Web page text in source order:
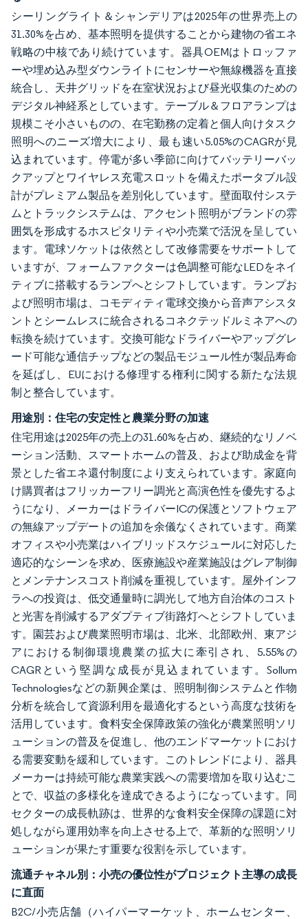
シーリングライト＆シャンデリアは2025年の世界売上の
31.30%を占め、基本照明を提供することから建物の省エネ
戦略の中核であり続けています。器具OEMはトロッファ
ーや埋め込み型ダウンライトにセンサーや無線機器を直接
統合し、天井グリッドを在室状況および昼光収集のための
デジタル神経系としています。テーブル＆フロアランプは
規模こそ小さいものの、在宅勤務の定着と個人向けタスク
照明へのニーズ増大により、最も速い5.05%のCAGRが見
込まれています。停電が多い季節に向けてバッテリーバッ
クアップとワイヤレス充電スロットを備えたポータブル設
計がプレミアム製品を差別化しています。壁面取付システ
ムとトラックシステムは、アクセント照明がブランドの雰
囲気を形成するホスピタリティや小売業で活況を呈してい
ます。電球ソケットは依然として改修需要をサポートして
いますが、フォームファクターは色調整可能なLEDをネイ
ティブに搭載するランプへとシフトしています。ランプお
よび照明市場は、コモディティ電球交換から音声アシスタ
ントとシームレスに統合されるコネクテッドルミネアへの
転換を続けています。交換可能なドライバーやアップグレ
ード可能な通信チップなどの製品モジュール性が製品寿命
を延ばし、EUにおける修理する権利に関する新たな法規
制と整合しています。
用途別：住宅の安定性と農業分野の加速
住宅用途は2025年の売上の31.60%を占め、継続的なリノベ
ーション活動、スマートホームの普及、および助成金を背
景とした省エネ還付制度により支えられています。家庭向
け購買者はフリッカーフリー調光と高演色性を優先するよ
うになり、メーカーはドライバーICの保護とソフトウェア
の無線アップデートの追加を余儀なくされています。商業
オフィスや小売業はハイブリッドスケジュールに対応した
適応的なシーンを求め、医療施設や産業施設はグレア制御
とメンテナンスコスト削減を重視しています。屋外インフ
ラへの投資は、低交通量時に調光して地方自治体のコスト
と光害を削減するアダプティブ街路灯へとシフトしていま
す。園芸および農業照明市場は、北米、北部欧州、東アジ
アにおける制御環境農業の拡大に牽引され、5.55%の
CAGRという堅調な成長が見込まれています。Sollum
Technologiesなどの新興企業は、照明制御システムと作物
分析を統合して資源利用を最適化するという高度な技術を
活用しています。食料安全保障政策の強化が農業照明ソリ
ューションの普及を促進し、他のエンドマーケットにおけ
る需要変動を緩和しています。このトレンドにより、器具
メーカーは持続可能な農業実践への需要増加を取り込むこ
とで、収益の多様化を達成できるようになっています。同
セクターの成長軌跡は、世界的な食料安全保障の課題に対
処しながら運用効率を向上させる上で、革新的な照明ソリ
ューションが果たす重要な役割を示しています。
流通チャネル別：小売の優位性がプロジェクト主導の成長
に直面
B2C/小売店舗（ハイパーマーケット、ホームセンター、